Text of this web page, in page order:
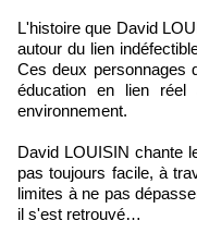
L'histoire que David
autour du lien
Ces deux personnages
éducation en lien
environnement.
David LOUISIN chante
pas toujours facile, à
limites à ne pas
il s'est retrouvé…